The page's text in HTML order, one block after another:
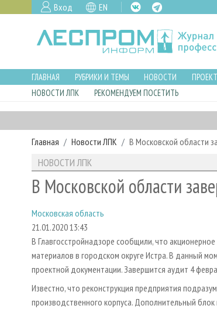
Вход EN
ГЛАВНАЯ РУБРИКИ И ТЕМЫ НОВОСТИ
НОВОСТИ ЛПК
РЕКОМЕНДУЕМ ПОСЕТИТЬ
Главная Новости ЛПК В Московской области
НОВОСТИ ЛПК
В Московской области
Московская область
21.01.2020 13:43
В Главгосстройнадзоре сообщили, что
материалов в городском округе Истра. В данный
проектной документации. Завершится аудит 4
Известно, что реконструкция предприятия
производственного корпуса. Дополнительный